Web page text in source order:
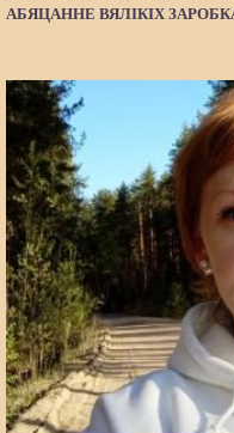
АБЯЦАННЕ ВЯЛІКІХ